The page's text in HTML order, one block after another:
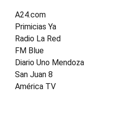
A24.com
Primicias Ya
Radio La Red
FM Blue
Diario Uno Mendoza
San Juan 8
América TV